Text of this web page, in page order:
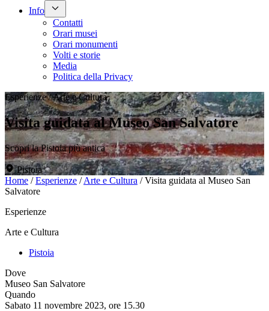
Info
Contatti
Orari musei
Orari monumenti
Volti e storie
Media
Politica della Privacy
Esperienze /Arte e Cultura
Visita guidata al Museo San Salvatore
Scopri la Pistoia più antica
Pistoia
Home /Esperienze /Arte e Cultura /Visita guidata al Museo San
Salvatore
Esperienze
Arte e Cultura
Pistoia
Dove
Museo San Salvatore
Quando
Sabato 11 novembre 2023, ore 15.30